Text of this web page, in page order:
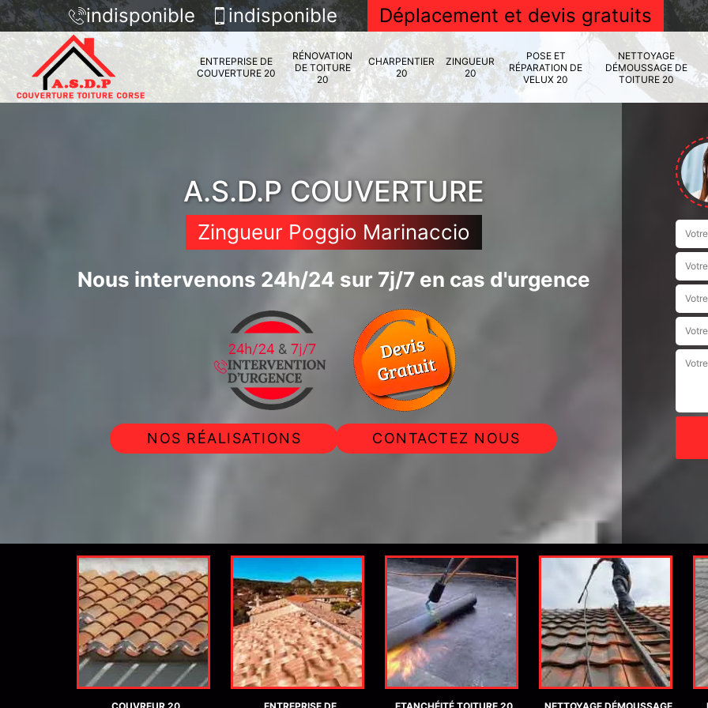
indisponible indisponible Déplacement et devis gratuits
ENTREPRISE DE
COUVERTURE 20
RÉNOVATION
DE TOITURE
20
CHARPENTIER
20
ZINGUEUR
20
POSE ET
RÉPARATION DE
VELUX 20
NETTOYAGE
DÉMOUSSAGE DE
TOITURE 20
A.S.D.P COUVERTURE
Zingueur Poggio Marinaccio
Nous intervenons 24h/24 sur 7j/7 en cas d'urgence
NOS RÉALISATIONS CONTACTEZ NOUS